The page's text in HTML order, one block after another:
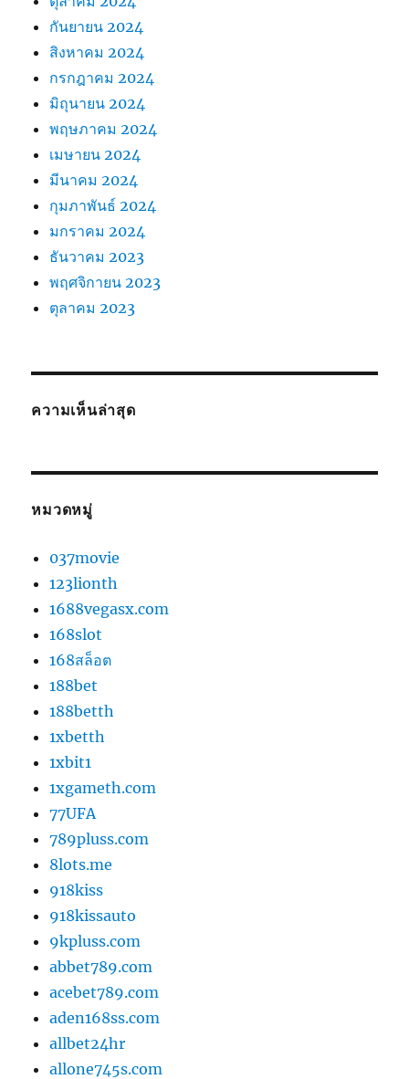
กันยายน 2024
สิงหาคม 2024
กรกฎาคม 2024
มิถุนายน 2024
พฤษภาคม 2024
เมษายน 2024
มีนาคม 2024
กุมภาพันธ์ 2024
มกราคม 2024
ธันวาคม 2023
พฤศจิกายน 2023
ตุลาคม 2023
ความเห็นล่าสุด
หมวดหมู่
037movie
123lionth
1688vegasx.com
168slot
168สล็อต
188bet
188betth
1xbetth
1xbit1
1xgameth.com
77UFA
789pluss.com
8lots.me
918kiss
918kissauto
9kpluss.com
abbet789.com
acebet789.com
aden168ss.com
allbet24hr
allone745s.com